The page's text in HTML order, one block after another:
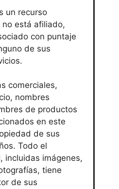
un recurso
está afiliado,
con puntaje
de sus
comerciales,
nombres
de productos
en este
de sus
Todo el
incluidas imágenes,
tiene
de sus